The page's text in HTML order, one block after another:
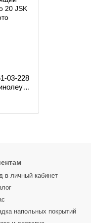
03-228
в личный кабинет
напольных покрытий